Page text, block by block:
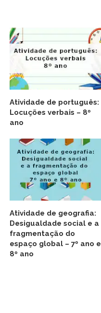
Atividade de português:
Locuções verbais – 8º
ano
Atividade de geografia:
Desigualdade social e a
fragmentação do
espaço global – 7º ano e
8º ano